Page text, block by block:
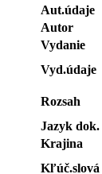
Aut.údaje
Autor
Vydanie
Vyd.údaje
Rozsah
Jazyk dok.
Krajina
Kľúč.slová